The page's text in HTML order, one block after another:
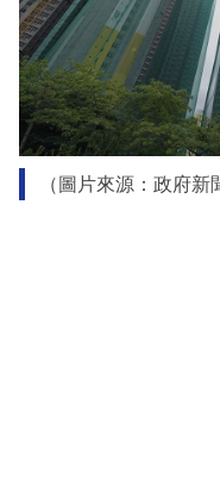
（圖片來源：政府新